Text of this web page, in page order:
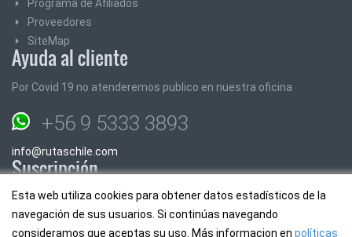
Esta web utiliza cookies para obtener datos estadísticos de la
navegación de sus usuarios. Si continúas navegando
consideramos que aceptas su uso. Más informacion en políticas
Programa de Afiliados
Proveedores
SiteMap
Ayuda al cliente
Por Covid 19 no atenderemos publico en nuestra oficina
+56 9 5333 3893
info@rutaschile.com
Suscripción
Suscribase y le enviaremos los mejores precios y promociones
Email: